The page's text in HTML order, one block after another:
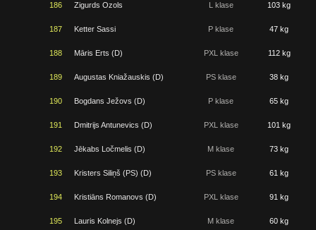
186 Zigurds Ozols L klase 103 kg
187 Ketter Sassi P klase 47 kg
188 Māris Erts (D) PXL klase 112 kg
189 Augustas Kniažauskis (D) PS klase 38 kg
190 Bogdans Ježovs (D) P klase 65 kg
191 Dmitrijs Antunevics (D) PXL klase 101 kg
192 Jēkabs Ločmelis (D) M klase 73 kg
193 Kristers Siliņš (PS) (D) PS klase 61 kg
194 Kristiāns Romanovs (D) PXL klase 91 kg
195 Lauris Kolnejs (D) M klase 60 kg